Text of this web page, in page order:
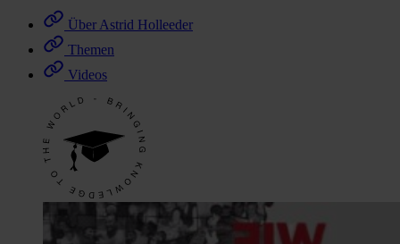
Über Astrid Holleeder
Themen
Videos